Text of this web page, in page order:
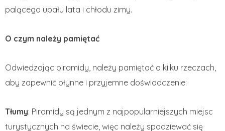
palącego upału lata i chłodu zimy.
O czym należy pamiętać
Odwiedzając piramidy, należy pamiętać o kilku rzeczach,
aby zapewnić płynne i przyjemne doświadczenie:
Tłumy: Piramidy są jednym z najpopularniejszych miejsc
turystycznych na świecie, więc należy spodziewać się